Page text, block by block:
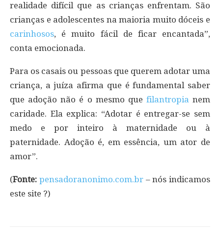
realidade difícil que as crianças enfrentam. São
crianças e adolescentes na maioria muito dóceis e
carinhosos, é muito fácil de ficar encantada”,
conta emocionada.
Para os casais ou pessoas que querem adotar uma
criança, a juíza afirma que é fundamental saber
que adoção não é o mesmo que filantropia nem
caridade. Ela explica: “Adotar é entregar-se sem
medo e por inteiro à maternidade ou à
paternidade. Adoção é, em essência, um ator de
amor”.
(Fonte: pensadoranonimo.com.br– nós indicamos
este site ?)